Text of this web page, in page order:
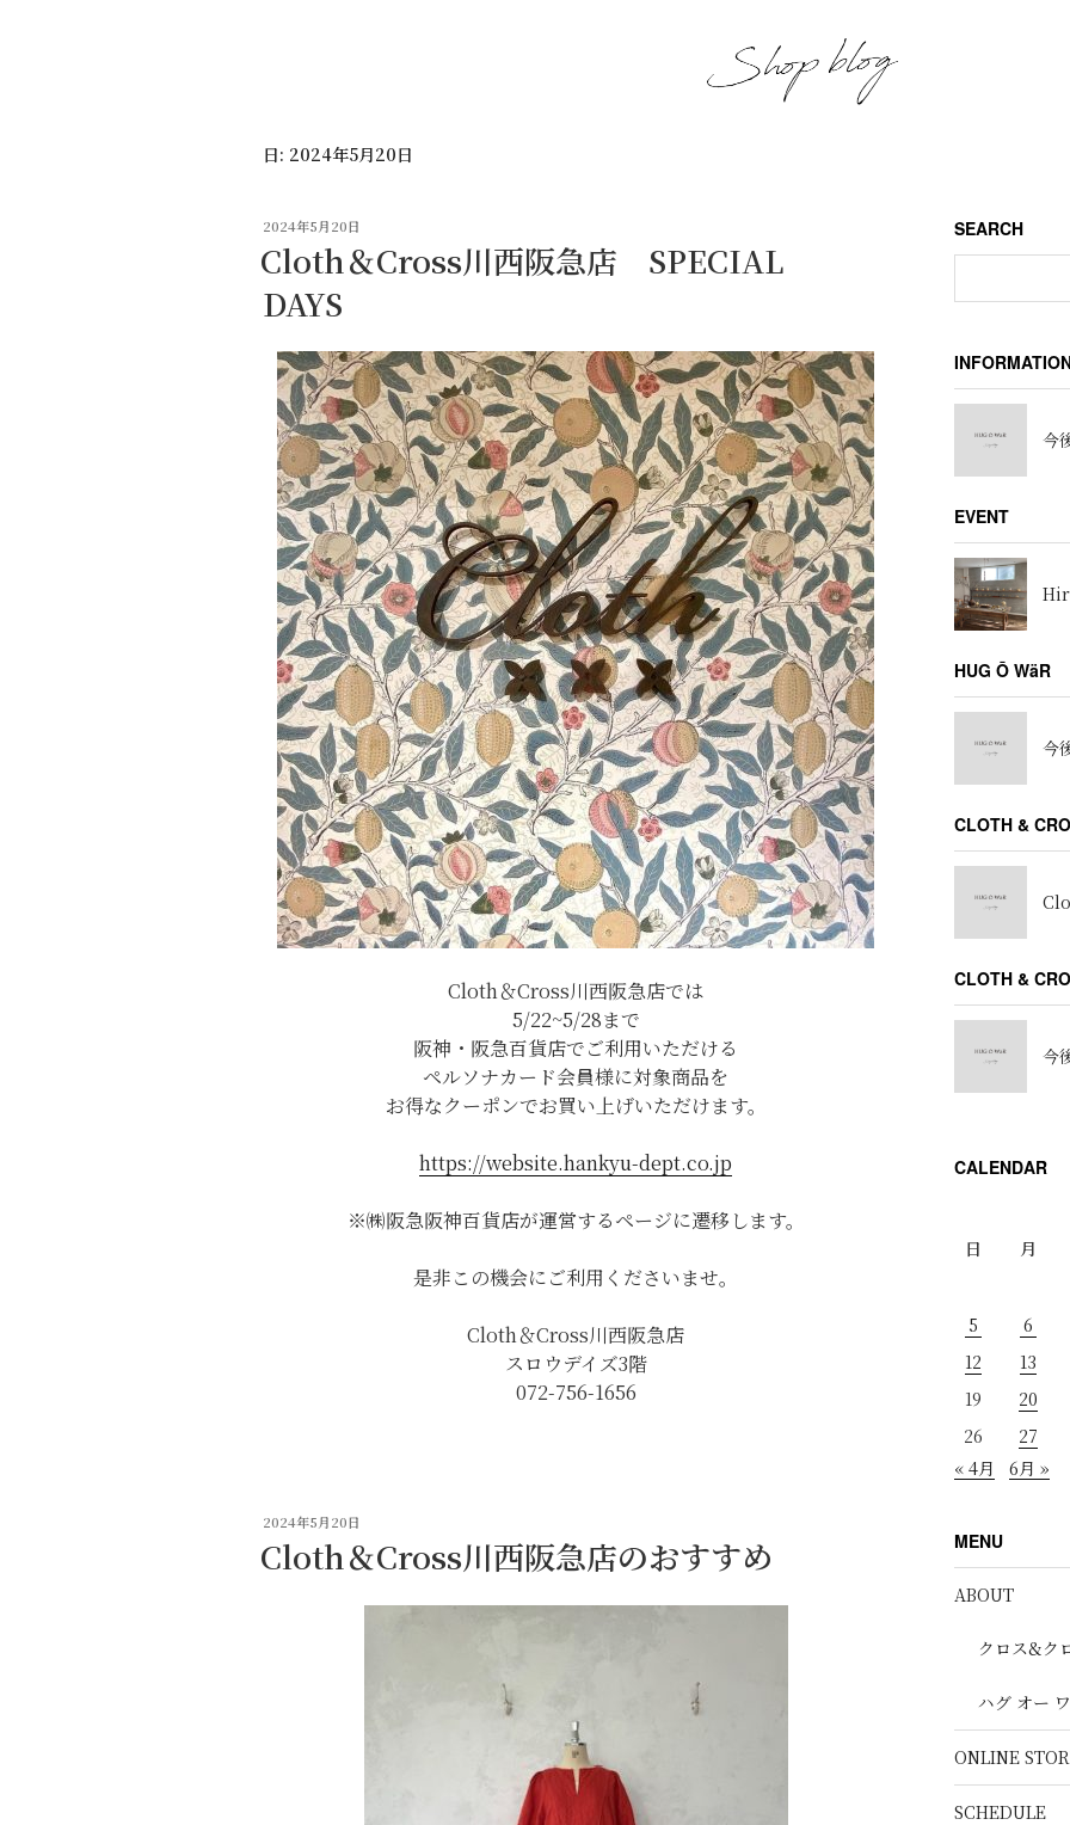
日: 2024年5月20日
投
日:
2024年5月20日
Cloth＆Cross川西阪急店 SPECIAL
DAYS
Cloth＆Cross川西阪急店では
5/22~5/28まで
阪神・阪急百貨店でご利用いただける
ペルソナカード会員様に対象商品を
お得なクーポンでお買い上げいただけます。
https://website.hankyu-dept.co.jp
※㈱阪急阪神百貨店が運営するページに遷移します。
是非この機会にご利用くださいませ。
Cloth＆Cross川西阪急店
スロウデイズ3階
072-756-1656
投
日:
2024年5月20日
Cloth＆Cross川西阪急店のおすすめ
SEARCH
今
EVENT
HUG Ō WäR
今
CLOTH &
CLOTH &
今
CALENDAR
日
月
5
6
12
13
19
20
26
27
« 4月
6月 »
MENU
ABOUT
クロス&ク
ハグ オー
ONLINE
SCHEDULE